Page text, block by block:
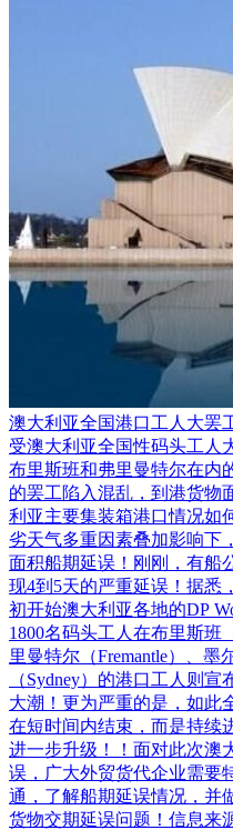
澳大利亚全国港口工人大罢
受澳大利亚全国性码头工人
布里斯班和弗里曼特尔在内
的罢工陷入混乱，到港货物
利亚主要集装箱港口情况如
劣天气多重因素叠加影响下
面积船期延误！刚刚，有船
现4到5天的严重延误！据悉
初开始澳大利亚各地的DP
1800名码头工人在布里斯班
里曼特尔（Fremantle）、墨
（Sydney）的港口工人则
大潮！更为严重的是，如此
在短时间内结束，而是持续
进一步升级！！面对此次澳
误，广大外贸货代企业需要
通，了解船期延误情况，并
货物交期延误问题！信息来